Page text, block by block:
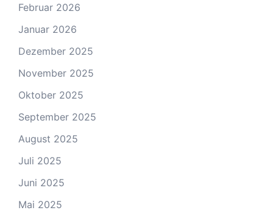
Februar 2026
Januar 2026
Dezember 2025
November 2025
Oktober 2025
September 2025
August 2025
Juli 2025
Juni 2025
Mai 2025